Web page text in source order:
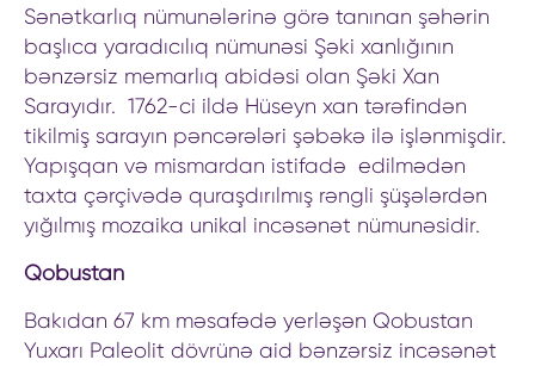
Sənətkarlıq nümunələrinə görə tanınan şəhərin
başlıca yaradıcılıq nümunəsi Şəki xanlığının
bənzərsiz memarlıq abidəsi olan Şəki Xan
Sarayıdır. 1762-ci ildə Hüseyn xan tərəfindən
tikilmiş sarayın pəncərələri şəbəkə ilə işlənmişdir.
Yapışqan və mismardan istifadə edilmədən
taxta çərçivədə quraşdırılmış rəngli şüşələrdən
yığılmış mozaika unikal incəsənət nümunəsidir.
Qobustan
Bakıdan 67 km məsafədə yerləşən Qobustan
Yuxarı Paleolit dövrünə aid bənzərsiz incəsənət